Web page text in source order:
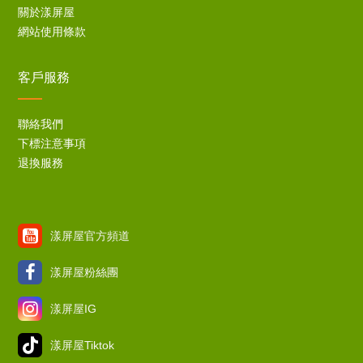
關於漾屏屋
網站使用條款
客戶服務
聯絡我們
下標注意事項
退換服務
漾屏屋官方頻道
漾屏屋粉絲團
漾屏屋IG
漾屏屋Tiktok